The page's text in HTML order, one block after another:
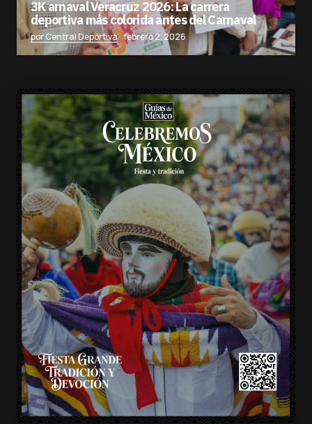
3K arnaval Veracruz 2026: La carrera
deportiva más colorida antes del Carnaval
por Central Deportiva febrero 2, 2026